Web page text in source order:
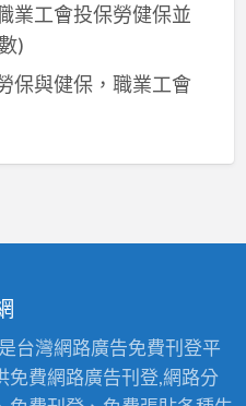
業工會投保勞健保並
)
保與健保，職業工會
是台灣網路廣告免費刊登平
免費網路廣告刊登,網路分